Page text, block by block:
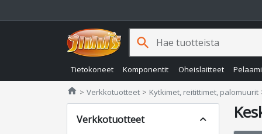
Tietokoneet Komponentit Oheislaitteet
search
home Jimms.fi
Verkkotuotteet Kytkimet, reitittimet, palomuurit
Verkkotuotteet
expand_less